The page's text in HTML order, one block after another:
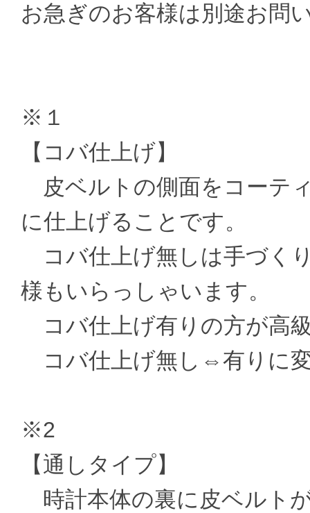
お急ぎのお客様は別途お問
※１
【コバ仕上げ】
皮ベルトの側面をコーテ
に仕上げることです。
コバ仕上げ無しは手づく
様もいらっしゃいます。
コバ仕上げ有りの方が高
コバ仕上げ無し⇔有りに
※2
【通しタイプ】
時計本体の裏に皮ベルト